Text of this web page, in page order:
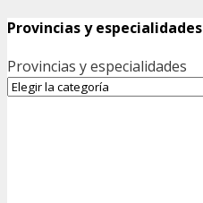
Provincias y especialidades
Provincias y especialidades